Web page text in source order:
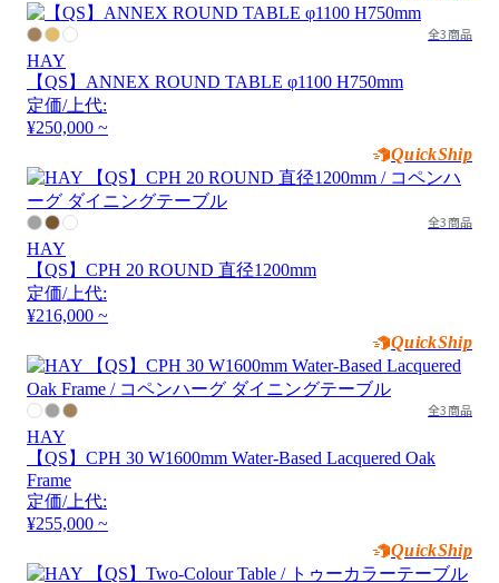
全3商品
HAY
【QS】ANNEX ROUND TABLE φ1100 H750mm
定価/上代:
¥250,000 ~
QuickShip
全3商品
HAY
【QS】CPH 20 ROUND 直径1200mm
定価/上代:
¥216,000 ~
QuickShip
全3商品
HAY
【QS】CPH 30 W1600mm Water-Based Lacquered Oak
Frame
定価/上代:
¥255,000 ~
QuickShip